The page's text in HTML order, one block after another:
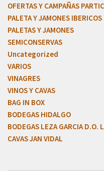
OFERTAS Y CAMPAÑAS
PALETA Y JAMONES IBERICOS
PALETAS Y JAMONES
SEMICONSERVAS
Uncategorized
VARIOS
VINAGRES
VINOS Y CAVAS
BAG IN BOX
BODEGAS HIDALGO
BODEGAS LEZA GARCIA D.O.
CAVAS JAN VIDAL